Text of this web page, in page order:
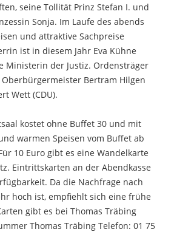
seine Tollität Prinz Stefan I. und
Sonja. Im Laufe des abends
und attraktive Sachpreise
ist in diesem Jahr Eva Kühne
Ministerin der Justiz. Ordensträger
Bertram Hilgen
Wett (CDU).
kostet ohne Buffet 30 und mit
warmen Speisen vom Buffet ab
10 Euro gibt es eine Wandelkarte
Eintrittskarten an der Abendkasse
Da die Nachfrage nach
hoch ist, empfiehlt sich eine frühe
gibt es bei Thomas Träbing
Thomas Träbing Telefon: 01 75